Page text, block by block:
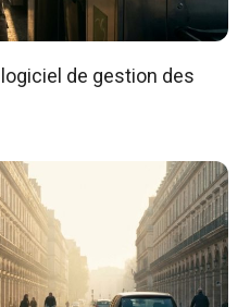
de gestion des